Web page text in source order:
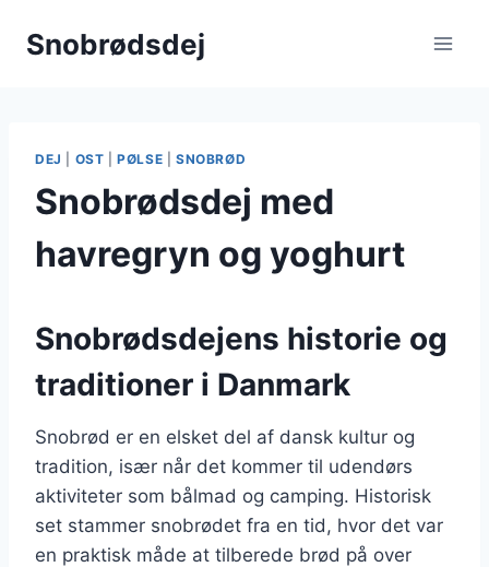
Snobrødsdej
DEJ OST |PØLSE SNOBRØD
Snobrødsdej med
havregryn og yoghurt
Snobrødsdejens historie og
traditioner i Danmark
Snobrød er en elsket del af dansk kultur og
tradition, især når det kommer til udendørs
aktiviteter som bålmad og camping. Historisk
set stammer snobrødet fra en tid, hvor det var
en praktisk måde at tilberede brød på over